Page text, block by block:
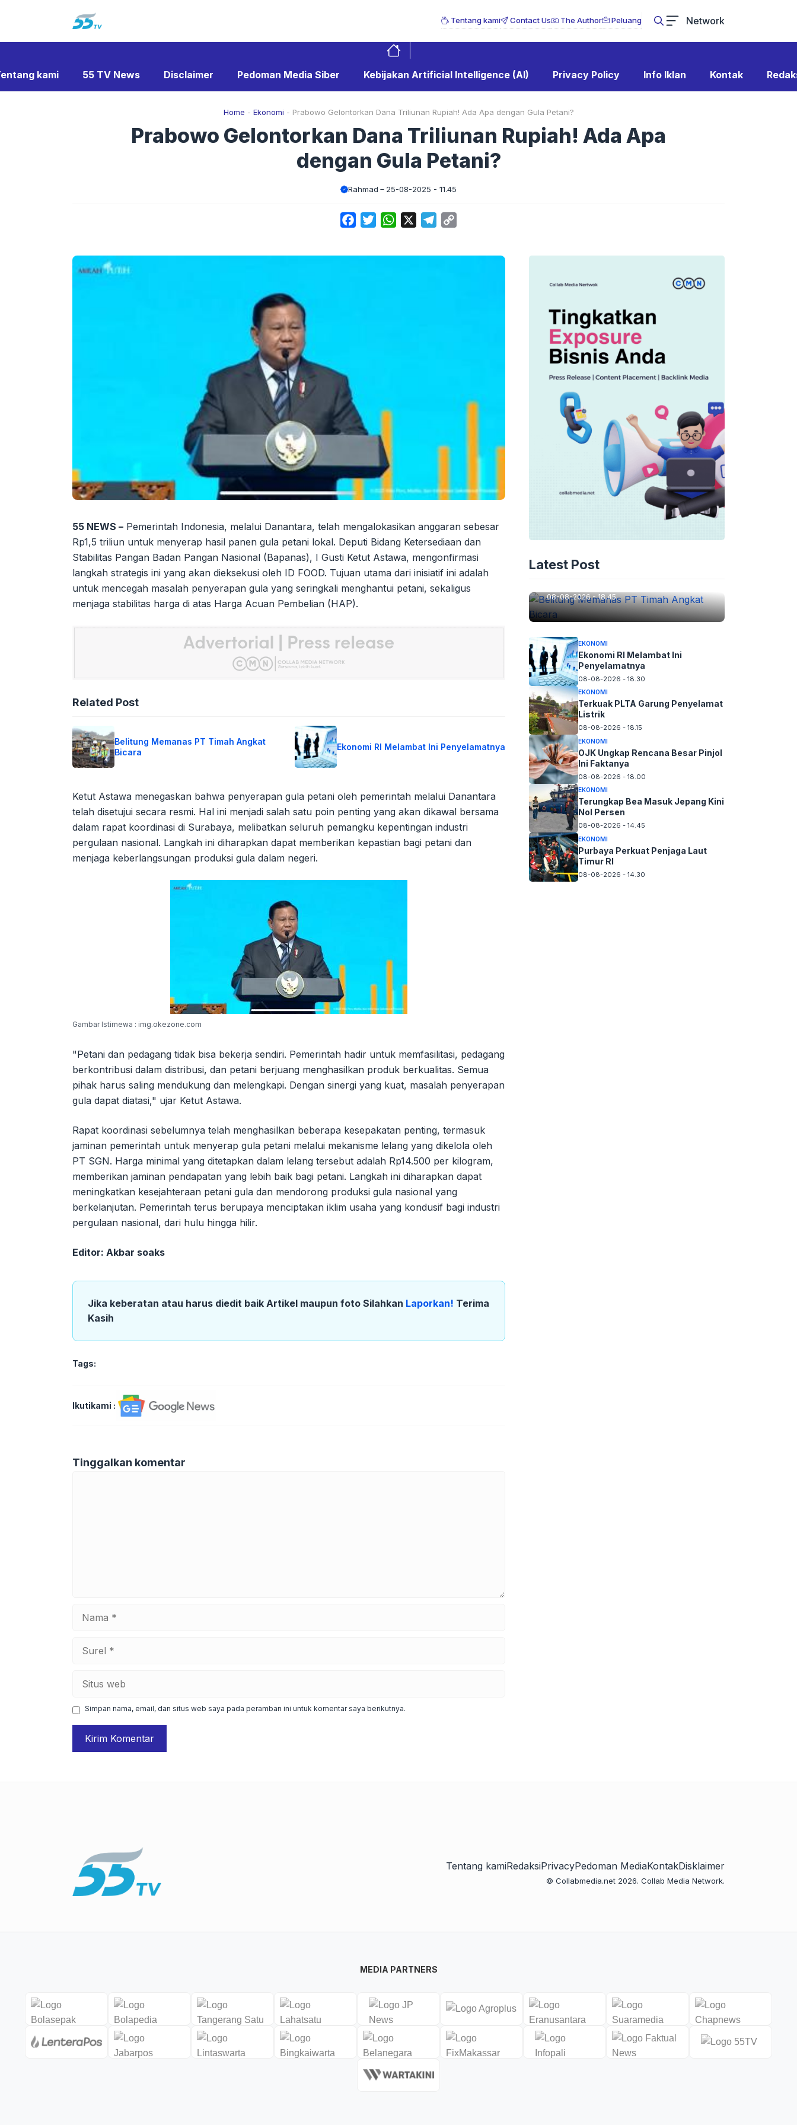
Tentang kami Contact Us The Author Peluang Network
kami 55 TV News Disclaimer Pedoman Media Siber Kebijakan Artificial Intelligence (AI) Privacy Policy Info Iklan Kontak
Home - Ekonomi - Prabowo Gelontorkan Dana Triliunan Rupiah! Ada Apa dengan Gula Petani?
Prabowo Gelontorkan Dana Triliunan Rupiah! Ada Apa
dengan Gula Petani?
Rahmad 25-08-2025 - 11.45
FacebookTwitterWhatsApp Telegram
55 NEWS – Pemerintah Indonesia, melalui Danantara, telah mengalokasikan anggaran sebesar
Rp1,5 triliun untuk menyerap hasil panen gula petani lokal. Deputi Bidang Ketersediaan dan
Stabilitas Pangan Badan Pangan Nasional (Bapanas), I Gusti Ketut Astawa, mengonfirmasi
langkah strategis ini yang akan dieksekusi oleh ID FOOD. Tujuan utama dari inisiatif ini adalah
untuk mencegah masalah penyerapan gula yang seringkali menghantui petani, sekaligus
menjaga stabilitas harga di atas Harga Acuan Pembelian (HAP).
Related Post
Belitung Memanas PT Timah Angkat
Bicara
Ekonomi RI Melambat Ini Penyelamatnya
Ketut Astawa menegaskan bahwa penyerapan gula petani oleh pemerintah melalui Danantara
telah disetujui secara resmi. Hal ini menjadi salah satu poin penting yang akan dikawal bersama
dalam rapat koordinasi di Surabaya, melibatkan seluruh pemangku kepentingan industri
pergulaan nasional. Langkah ini diharapkan dapat memberikan kepastian bagi petani dan
menjaga keberlangsungan produksi gula dalam negeri.
Gambar Istimewa : img.okezone.com
"Petani dan pedagang tidak bisa bekerja sendiri. Pemerintah hadir untuk memfasilitasi, pedagang
berkontribusi dalam distribusi, dan petani berjuang menghasilkan produk berkualitas. Semua
pihak harus saling mendukung dan melengkapi. Dengan sinergi yang kuat, masalah penyerapan
gula dapat diatasi," ujar Ketut Astawa.
Rapat koordinasi sebelumnya telah menghasilkan beberapa kesepakatan penting, termasuk
jaminan pemerintah untuk menyerap gula petani melalui mekanisme lelang yang dikelola oleh
PT SGN. Harga minimal yang ditetapkan dalam lelang tersebut adalah Rp14.500 per kilogram,
memberikan jaminan pendapatan yang lebih baik bagi petani. Langkah ini diharapkan dapat
meningkatkan kesejahteraan petani gula dan mendorong produksi gula nasional yang
berkelanjutan. Pemerintah terus berupaya menciptakan iklim usaha yang kondusif bagi industri
pergulaan nasional, dari hulu hingga hilir.
Editor: Akbar soaks
Jika keberatan atau harus diedit baik Artikel maupun foto Silahkan Laporkan! Terima
Kasih
Tags:
Ikutikami :
Tinggalkan komentar
web
Simpan nama, email, dan situs web saya pada peramban ini untuk komentar saya berikutnya.
Latest Post
Belitung Memanas PT Timah
08-08-2026 - 18.45
EKONOMI
Ekonomi RI Melambat Ini
Penyelamatnya
08-08-2026 - 18.30
EKONOMI
Terkuak PLTA Garung Penyelamat
Listrik
08-08-2026 - 18.15
EKONOMI
OJK Ungkap Rencana Besar Pinjol
Ini Faktanya
08-08-2026 - 18.00
EKONOMI
Terungkap Bea Masuk Jepang Kini
Nol Persen
08-08-2026 - 14.45
EKONOMI
Purbaya Perkuat Penjaga Laut
Timur RI
08-08-2026 - 14.30
Tentang kamiRedaksiPrivacyPedoman MediaKontakDisklaimer
© Collabmedia.net 2026. Collab Media Network.
MEDIA PARTNERS